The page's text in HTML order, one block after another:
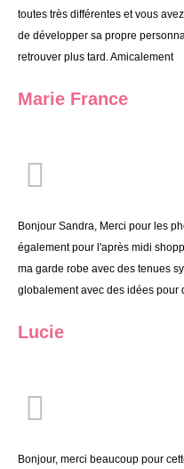
toutes très différentes et vous
de développer sa propre
retrouver plus tard. Amicalement
Marie France
Bonjour Sandra, Merci pour les
également pour l'après midi
ma garde robe avec des tenues
globalement avec des idées pour
Lucie
Bonjour, merci beaucoup pour